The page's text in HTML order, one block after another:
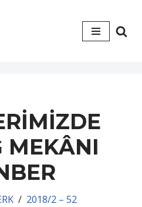
MEKÂNI
2018/2 – 52